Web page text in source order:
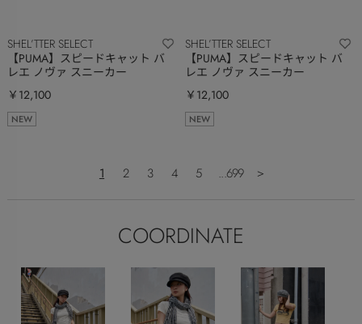
SHEL’TTER SELECT
【PUMA】スピードキャット バ
レエ ノヴァ スニーカー
￥12,100
NEW
SHEL’TTER SELECT
【PUMA】スピードキャット バ
レエ ノヴァ スニーカー
￥12,100
NEW
1 2 3 4 5 ...699 ＞
COORDINATE